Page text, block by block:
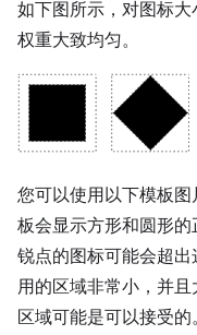
如下图所示，对图标
权重大致均匀。
您可以使用以下模板
板会显示方形和圆形
锐点的图标可能会超
用的区域非常小，并
区域可能是可以接受的。